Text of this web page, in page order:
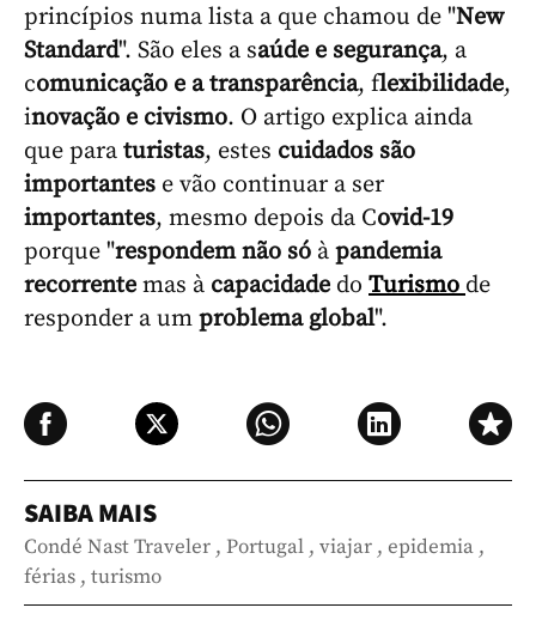
princípios numa lista a que chamou de "New
Standard". São eles a saúde e segurança, a
comunicação e a transparência, flexibilidade,
inovação e civismo. O artigo explica ainda
que para turistas, estes cuidados são
importantes e vão continuar a ser
importantes, mesmo depois da Covid-19
porque "respondem não só à pandemia
recorrente mas à capacidade do Turismo de
responder a um problema global".
SAIBA MAIS
Condé Nast Traveler , Portugal , viajar , epidemia ,
férias , turismo